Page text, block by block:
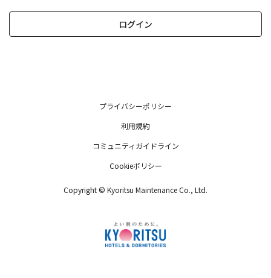
ログイン
プライバシーポリシー
利用規約
コミュニティガイドライン
Cookieポリシー
Copyright © Kyoritsu Maintenance Co., Ltd.